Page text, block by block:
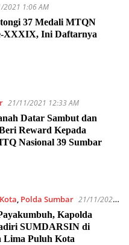
2021 1:06 AM
37 Medali MTQN
XXXIX, Ini Daftarnya
21/11/2021 12:33 AM
Datar Sambut dan
Reward Kepada
Nasional 39 Sumbar
, Polda Sumbar 21/11/2021
Kapolda
SUMDARSIN di
Lima Puluh Kota